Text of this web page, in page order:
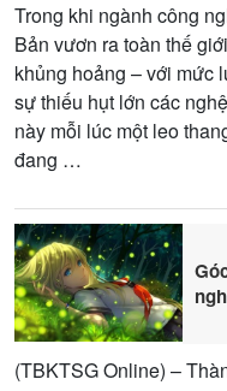
Trong khi ngành công
Bản vươn ra toàn thế
khủng hoảng – với mức
sự thiếu hụt lớn các
này mỗi lúc một leo
đang …
(TBKTSG Online) –